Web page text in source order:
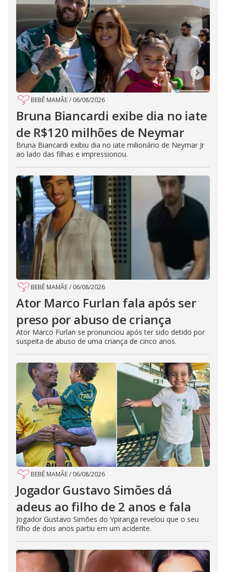
BEBÊ MAMÃE/ 06/08/2026
Bruna Biancardi exibe dia no iate
de R$120 milhões de Neymar
Bruna Biancardi exibiu dia no iate milionário de Neymar Jr
ao lado das filhas e impressionou.
BEBÊ MAMÃE/ 06/08/2026
Ator Marco Furlan fala após ser
preso por abuso de criança
Ator Marco Furlan se pronunciou após ter sido detido por
suspeita de abuso de uma criança de cinco anos.
BEBÊ MAMÃE/ 06/08/2026
Jogador Gustavo Simões dá
adeus ao filho de 2 anos e fala
Jogador Gustavo Simões do Ypiranga revelou que o seu
filho de dois anos partiu em um acidente.